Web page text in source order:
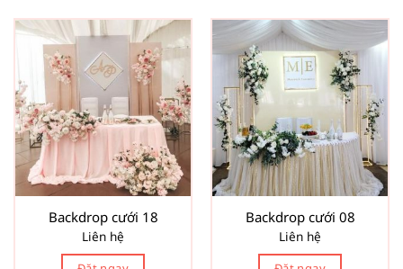
Backdrop cưới 18
Liên hệ
Backdrop cưới 08
Liên hệ